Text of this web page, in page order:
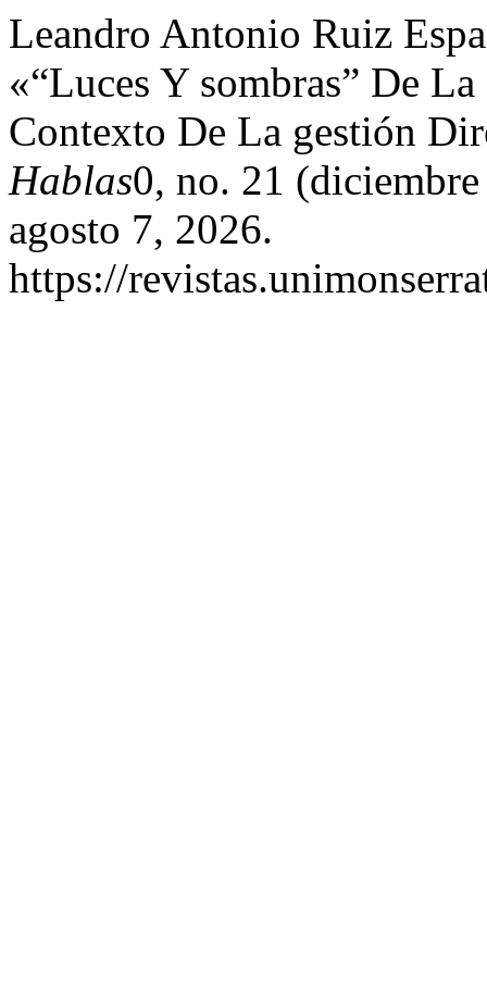
Leandro Antonio Ruiz
«“Luces Y sombras” De
Contexto De La gestión
Hablas0, no. 21
agosto 7, 2026.
https://